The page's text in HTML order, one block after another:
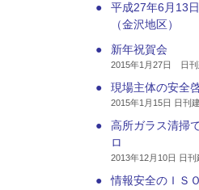
●
平成27年6月13
（金沢地区）
●
新年祝賀会
2015年1月27日 日刊
● 現場主体の安全
2015年1月15日 日刊
●
高所ガラス清掃
ロ
2013年12月10日 日刊
● 情報安全のＩＳ